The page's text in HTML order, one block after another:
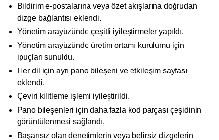
Bildirim e-postalarına veya özet akışlarına doğrudan
dizge bağlantısı eklendi.
Yönetim arayüzünde çeşitli iyileştirmeler yapıldı.
Yönetim arayüzünde üretim ortamı kurulumu için
ipuçları sunuldu.
Her dil için ayrı pano bileşeni ve etkileşim sayfası
eklendi.
Çeviri kilitleme işlemi iyileştirildi.
Pano bileşenleri için daha fazla kod parçası çeşidinin
görüntülenmesi sağlandı.
Başarısız olan denetimlerin veya belirsiz dizgelerin